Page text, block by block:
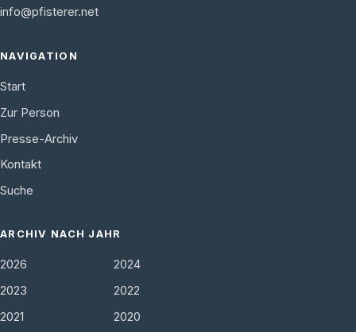
info@pfisterer.net
NAVIGATION
Start
Zur Person
Presse-Archiv
Kontakt
Suche
ARCHIV NACH JAHR
2026
2024
2023
2022
2021
2020